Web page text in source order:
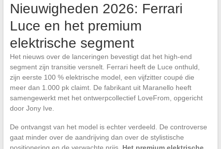
Nieuwigheden 2026: Ferrari
Luce en het premium
elektrische segment
Het nieuws over de lanceringen bevestigt dat het high-end
segment zijn transitie versnelt. Ferrari heeft de Luce onthuld,
zijn eerste 100 % elektrische model, een vijfzitter coupé die
meer dan 1.000 pk claimt. De fabrikant uit Maranello heeft
samengewerkt met het ontwerpcollectief LoveFrom, opgericht
door Jony Ive.
De ontvangst van het model is echter verdeeld. De controverse
gaat minder over de aandrijving dan over de stylistische